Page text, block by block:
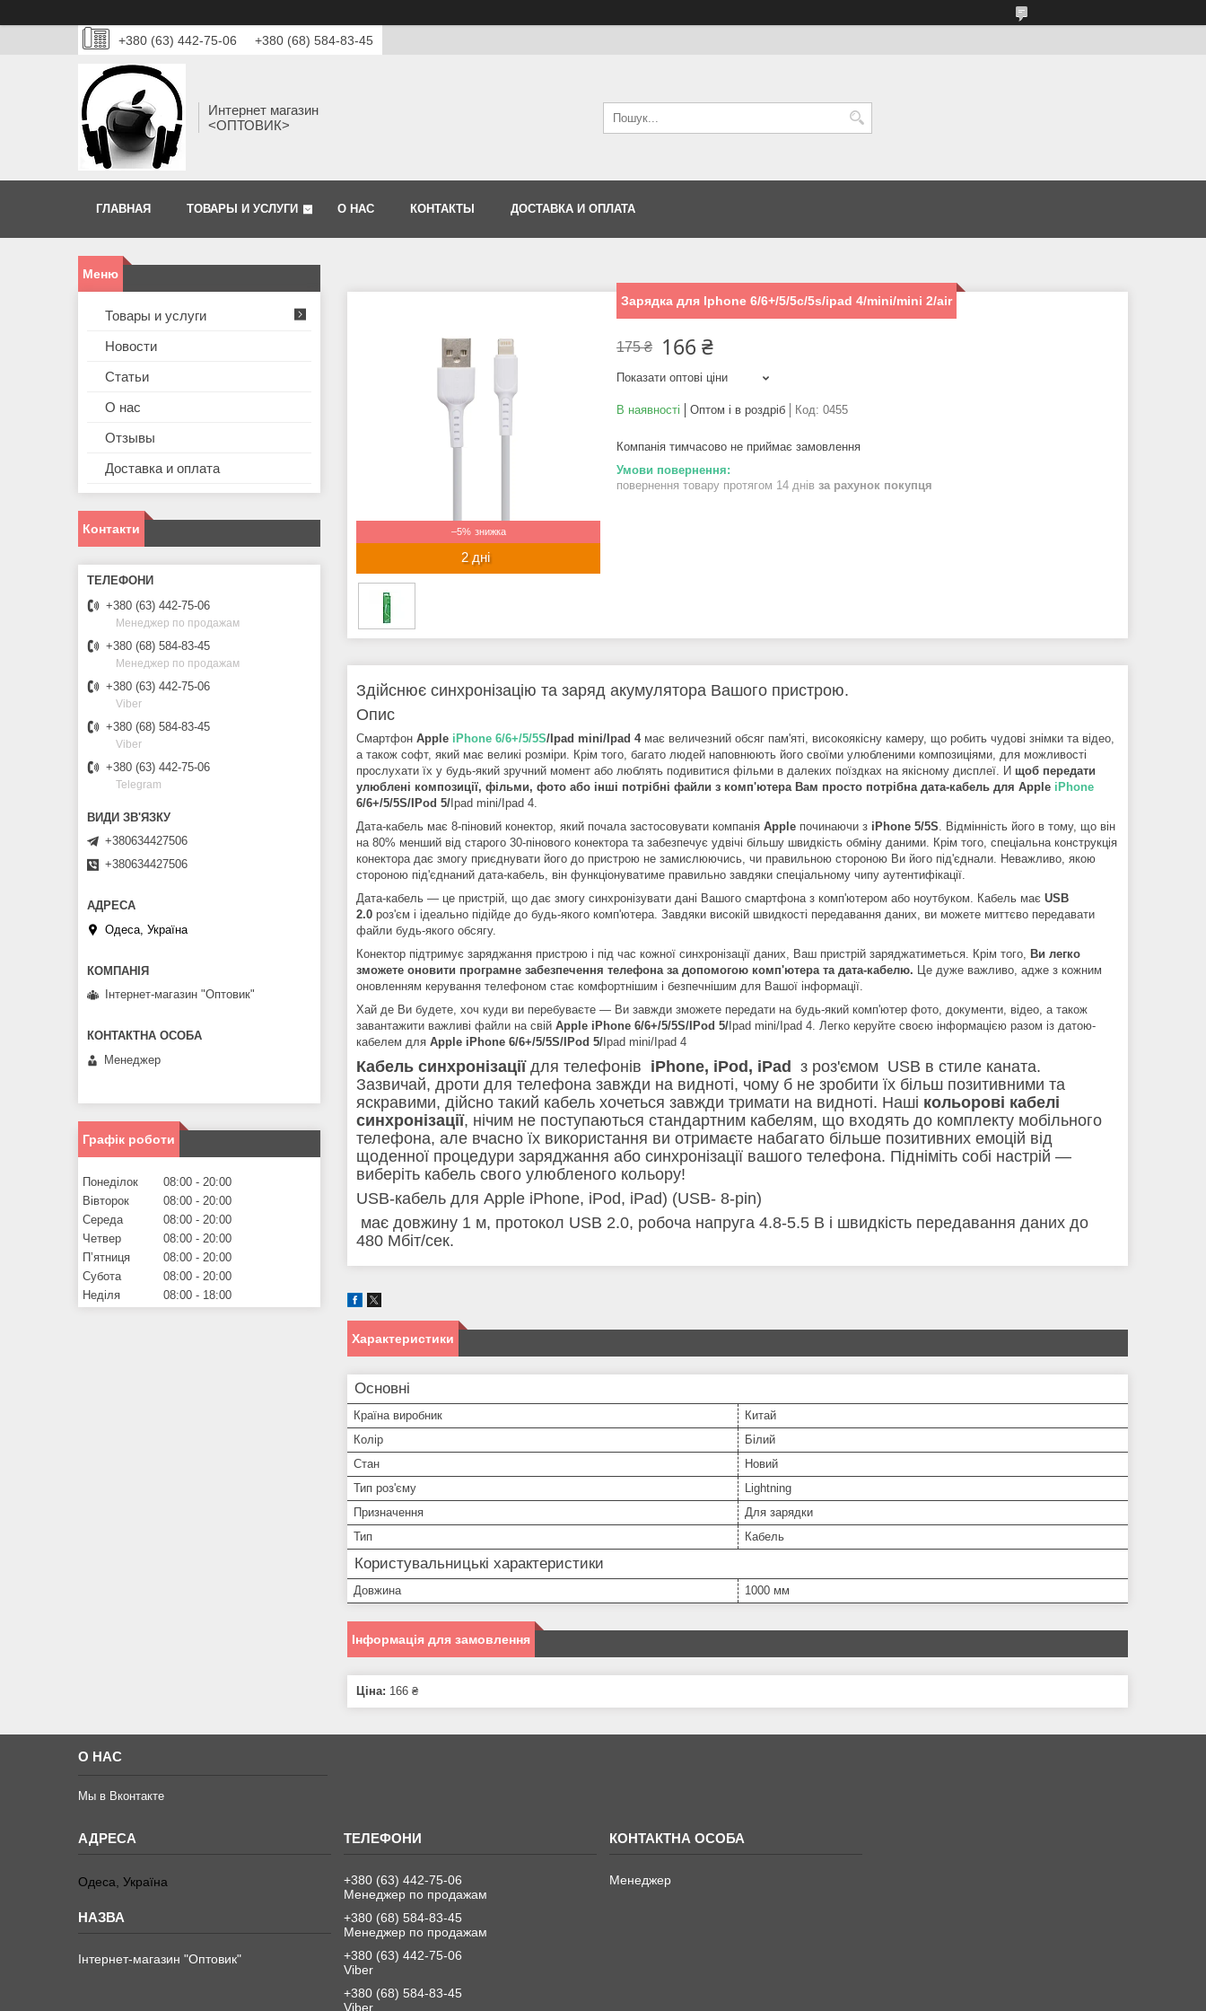
+380 (63) 442-75-06 +380 (68) 584-83-45
Интернет магазин
<ОПТОВИК>
ГЛАВНАЯ ТОВАРЫ И УСЛУГИ О НАС КОНТАКТЫ ДОСТАВКА И ОПЛАТА
–5%
2 дні
Зарядка для Iphone 6/6+/5/5c/5s/ipad 4/mini/mini 2/air
175 ₴ 166 ₴
Показати оптові ціни
В наявності Оптом і в роздріб Код: 0455
Компанія тимчасово не приймає замовлення
повернення товару протягом 14 днів за рахунок покупця
Здійснює синхронізацію та заряд акумулятора Вашого пристрою.
Опис
Смартфон Apple iPhone 6/6+/5/5S/Ipad mini/Ipad 4 має величезний обсяг пам'яті, високоякісну камеру, що робить чудові знімки та відео,
а також софт, який має великі розміри. Крім того, багато людей наповнюють його своїми улюбленими композиціями, для можливості
прослухати їх у будь-який зручний момент або люблять подивитися фільми в далеких поїздках на якісному дисплеї. И щоб передати
улюблені композиції, фільми, фото або інші потрібні файли з комп'ютера Вам просто потрібна дата-кабель для Apple iPhone
6/6+/5/5S/ IPod 5/ Ipad mini/Ipad 4.
Дата-кабель має 8-піновий конектор, який почала застосовувати компанія Apple починаючи з iPhone 5/5S . Відмінність його в тому, що він
на 80% менший від старого 30-пінового конектора та забезпечує удвічі більшу швидкість обміну даними. Крім того, спеціальна конструкція
конектора дає змогу приєднувати його до пристрою не замислюючись, чи правильною стороною Ви його під'єднали. Неважливо, якою
стороною під'єднаний дата-кабель, він функціонуватиме правильно завдяки спеціальному чипу аутентифікації.
Дата-кабель — це пристрій, що дає змогу синхронізувати дані Вашого смартфона з комп'ютером або ноутбуком. Кабель має USB
2.0 роз'єм і ідеально підійде до будь-якого комп'ютера. Завдяки високій швидкості передавання даних, ви можете миттєво передавати
файли будь-якого обсягу.
Конектор підтримує заряджання пристрою і під час кожної синхронізації даних, Ваш пристрій заряджатиметься. Крім того,
Ви легко
зможете оновити програмне забезпечення телефона за допомогою комп'ютера та дата-кабелю. Це дуже важливо, адже з кожним
оновленням керування телефоном стає комфортнішим і безпечнішим для Вашої інформації.
Хай де Ви будете, хоч куди ви перебуваєте — Ви завжди зможете передати на будь-який комп'ютер фото, документи, відео, а також
завантажити важливі файли на свій Apple iPhone 6/6+/5/5S/ IPod 5/ Ipad mini/Ipad 4. Легко керуйте своєю інформацією разом із датою-
кабелем для Apple iPhone 6/6+/5/5S/ IPod 5/ Ipad mini/Ipad 4
Кабель синхронізаціїдля телефонів iPhone, iPod, iPad з роз'ємом USB в стиле каната.
Зазвичай, дроти для телефона завжди на видноті, чому б не зробити їх більш позитивними та
яскравими, дійсно такий кабель хочеться завжди тримати на видноті. Наші кольорові кабелі
синхронізації, нічим не поступаються стандартним кабелям, що входять до комплекту мобільного
телефона, але вчасно їх використання ви отримаєте набагато більше позитивних емоцій від
щоденної процедури заряджання або синхронізації вашого телефона. Підніміть собі настрій —
виберіть кабель свого улюбленого кольору!
USB-кабель для Apple iPhone, iPod, iPad) (USB- 8-pin)
має довжину 1 м, протокол USB 2.0, робоча напруга 4.8-5.5 В і швидкість передавання даних до
480 Мбіт/сек.
Характеристики
Основні
Країна виробник
Китай
Колір
Білий
Стан
Новий
Тип роз'єму
Lightning
Призначення
Для зарядки
Тип
Кабель
Користувальницькі характеристики
Довжина 1000 мм
Інформація для замовлення
Ціна: 166 ₴
Товары и услуги
Новости
Статьи
О нас
Отзывы
Доставка и оплата
Контакти
+380 (63) 442-75-06
Менеджер по продажам
+380 (68) 584-83-45
Менеджер по продажам
+380 (63) 442-75-06
Viber
+380 (68) 584-83-45
Viber
+380 (63) 442-75-06
Telegram
+380634427506
+380634427506
Одеса, Україна
Інтернет-магазин "Оптовик"
Менеджер
Графік роботи
Понеділок 08:00
20:00
Вівторок
08:00
20:00
Середа
08:00
20:00
Четвер
08:00
20:00
Пʼятниця
08:00
20:00
Субота
08:00
20:00
Неділя
08:00 18:00
О НАС
Мы в Вконтакте
Одеса, Україна
Інтернет-магазин "Оптовик"
+380 (63) 442-75-06
Менеджер по продажам
+380 (68) 584-83-45
Менеджер по продажам
+380 (63) 442-75-06
Viber
+380 (68) 584-83-45
Viber
Менеджер